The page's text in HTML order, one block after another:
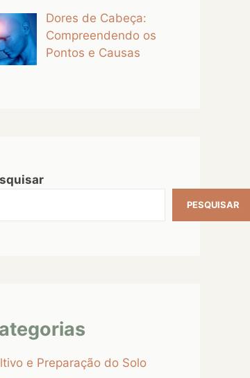
Dores de Cabeça:
Compreendendo os
Pontos e Causas
PESQUISAR
e Preparação do Solo